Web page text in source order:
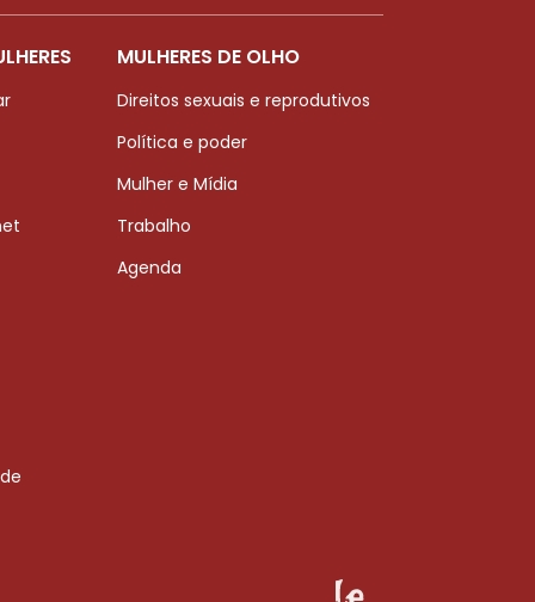
MULHERES DE OLHO
Direitos sexuais e reprodutivos
Política e poder
Mulher e Mídia
Trabalho
Agenda